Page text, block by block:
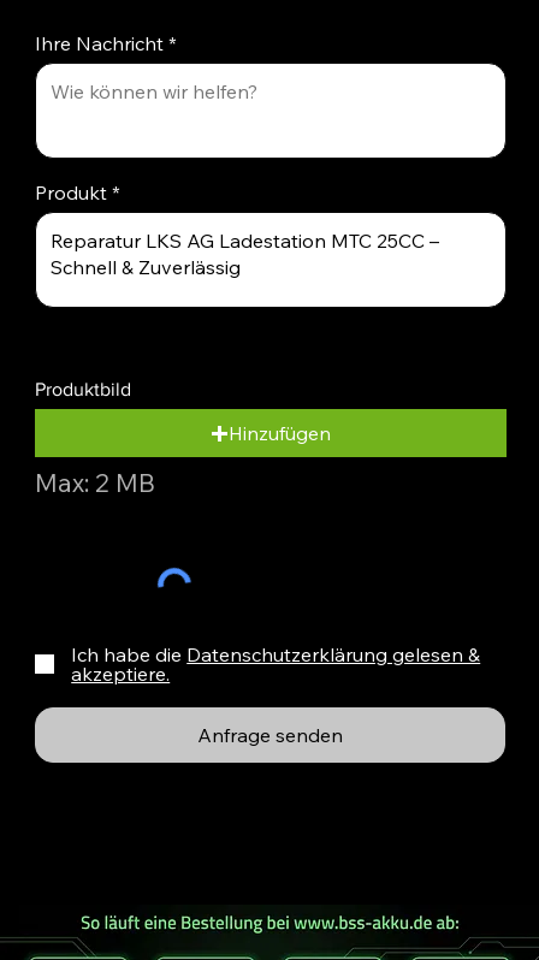
Ihre Nachricht
Produkt
Produktbild
Hinzufügen
Max: 2 MB
Ich habe die Datenschutzerklärung gelesen &
akzeptiere.
Anfrage senden